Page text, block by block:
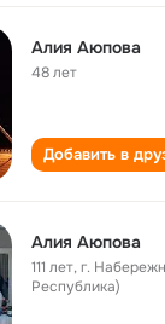
Алия Аюпова
48 лет
Добавить в
Алия Аюпова
111 лет,г.
Республика)